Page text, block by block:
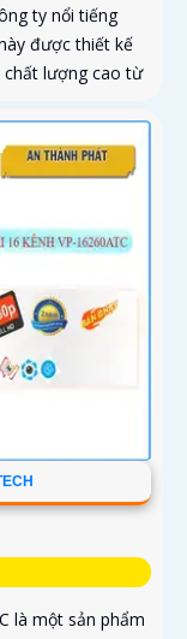
ty nổi tiếng
được thiết kế
chất lượng cao từ
là một sản phẩm